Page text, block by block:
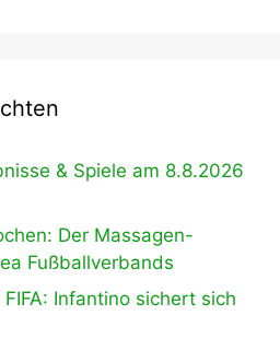
& Spiele am 8.8.2026
Der Massagen-
Fußballverbands
Infantino sichert sich